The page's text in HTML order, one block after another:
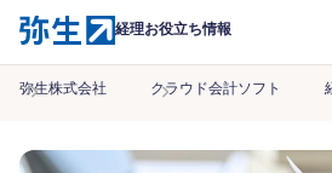
経理お役立ち情報
弥生株式会社 クラウド会計ソフト